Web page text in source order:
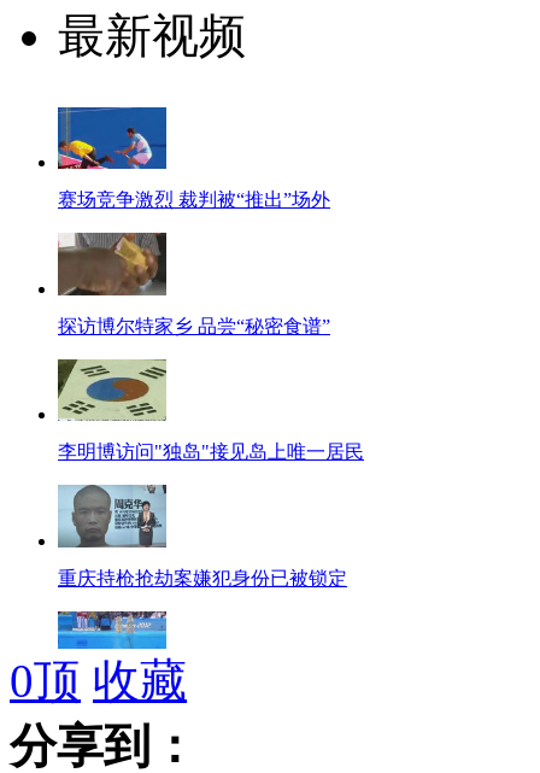
最新视频
赛场竞争激烈 裁判被“推出”场外
探访博尔特家乡 品尝“秘密食谱”
李明博访问"独岛"接见岛上唯一居民
重庆持枪抢劫案嫌犯身份已被锁定
花游赛场"双胞胎"摄像机 水下拍摄藏玄机
0顶 收藏
分享到：